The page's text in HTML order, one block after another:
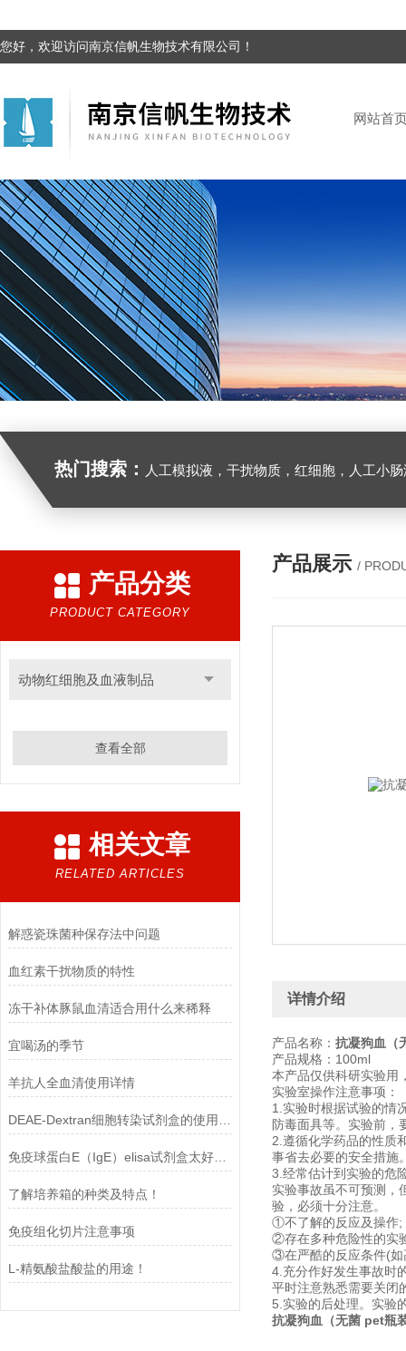
您好，欢迎访问南京信帆生物技术有限公司！
网站首
热门搜索： 人工模拟液，干扰物质，红细胞，人工小
产品分类
PRODUCT CATEGORY
动物红细胞及血液制品
查看全部
相关文章
RELATED ARTICLES
解惑瓷珠菌种保存法中问题
血红素干扰物质的特性
冻干补体豚鼠血清适合用什么来稀释
宜喝汤的季节
羊抗人全血清使用详情
免疫球蛋白E（IgE）elisa试剂盒太好用啦
了解培养箱的种类及特点！
免疫组化切片注意事项
L-精氨酸盐酸盐的用途！
产品展示 /
详情介绍
产品名称： 抗凝狗血（
产品规格：100ml
本产品仅供科研实验用
实验室操作注意事项：
1.实验时根据试验的情
防毒面具等。实验前，
2.遵循化学药品的性质
事省去必要的安全措施
3.经常估计到实验的危
实验事故虽不可预测，
验，必须十分注意。
①不了解的反应及操作;
②存在多种危险性的实
③在严酷的反应条件(如
4.充分作好发生事故时
平时注意熟悉需要关闭
5.实验的后处理。实验
抗凝狗血（无菌 pet瓶